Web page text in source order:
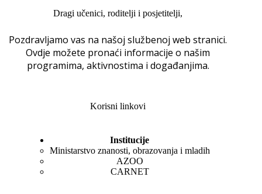
Dragi učenici, roditelji i posjetitelji,
Pozdravljamo vas na našoj službenoj web stranici.
Ovdje možete pronaći informacije o našim
programima, aktivnostima i događanjima.
Korisni linkovi
Institucije
Ministarstvo znanosti, obrazovanja i mladih
AZOO
CARNET